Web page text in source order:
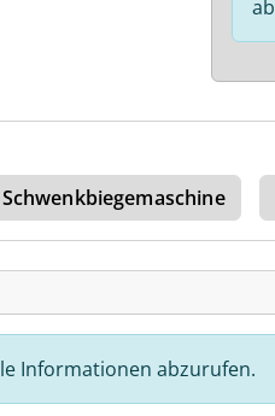
Schwenkbiegemaschine
Informationen abzurufen.